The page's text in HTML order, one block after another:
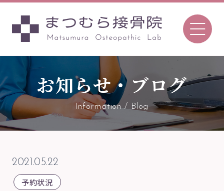
Tel. 096-366-7657
〒862-0970
TEL 096-366-7657 ／FAX 096-366-7657
お知らせ・ブログ
Information / Blog
2021.05.22
予約状況